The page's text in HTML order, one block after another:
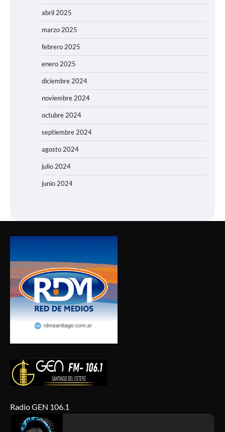
abril 2025
marzo 2025
febrero 2025
enero 2025
diciembre 2024
noviembre 2024
octubre 2024
septiembre 2024
agosto 2024
julio 2024
junio 2024
Radio GEN 106.1